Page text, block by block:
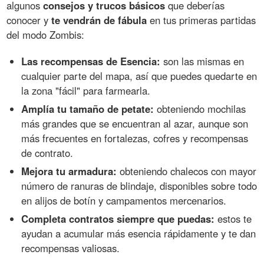
algunosconsejos y trucos básicos que deberías
conocer yte vendrán de fábula en tus primeras partidas
del modo Zombis:
Las recompensas de Esencia: son las mismas en
cualquier parte del mapa, así que puedes quedarte en
la zona "fácil" para farmearla.
Amplía tu tamaño de petate: obteniendo mochilas
más grandes que se encuentran al azar, aunque son
más frecuentes en fortalezas, cofres y recompensas
de contrato.
Mejora tu armadura: obteniendo chalecos con mayor
número de ranuras de blindaje, disponibles sobre todo
en alijos de botín y campamentos mercenarios.
Completa contratos siempre que puedas: estos te
ayudan a acumular más esencia rápidamente y te dan
recompensas valiosas.